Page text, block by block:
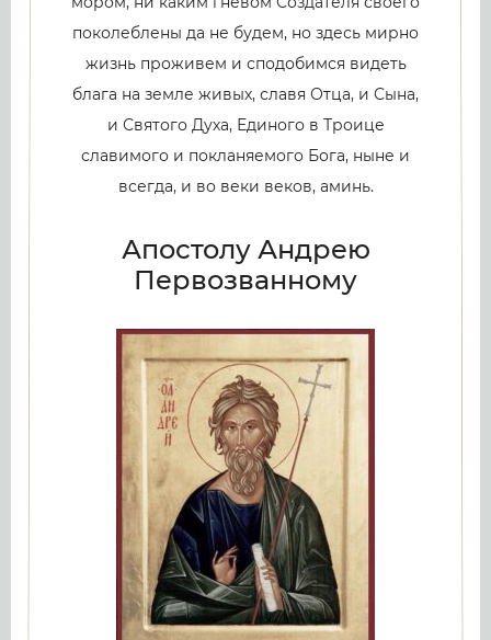
поколеблены да не будем, но здесь мирно
жизнь проживем и сподобимся видеть
блага на земле живых, славя Отца, и Сына,
и Святого Духа, Единого в Троице
славимого и покланяемого Бога, ныне и
всегда, и во веки веков, аминь.
Апостолу Андрею
Первозванному